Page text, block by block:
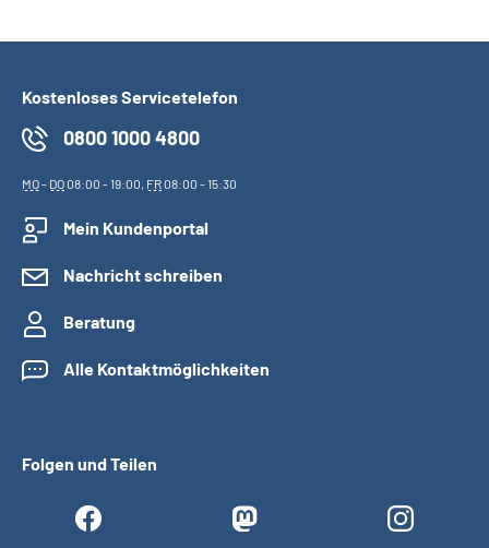
Leichte Sprache
Mein Kundenportal
Kostenloses Servicetelefon
0800 1000 4800
MO- DO08:00 - 19:00, FR08:00 - 15:30
Mein Kundenportal
Nachricht schreiben
Beratung
Alle Kontaktmöglichkeiten
Folgen und Teilen